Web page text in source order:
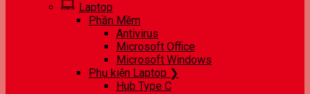
Laptop
Phần Mềm
Antivirus
Microsoft Office
Microsoft Windows
Phụ kiện Laptop ❯
Hub Type C